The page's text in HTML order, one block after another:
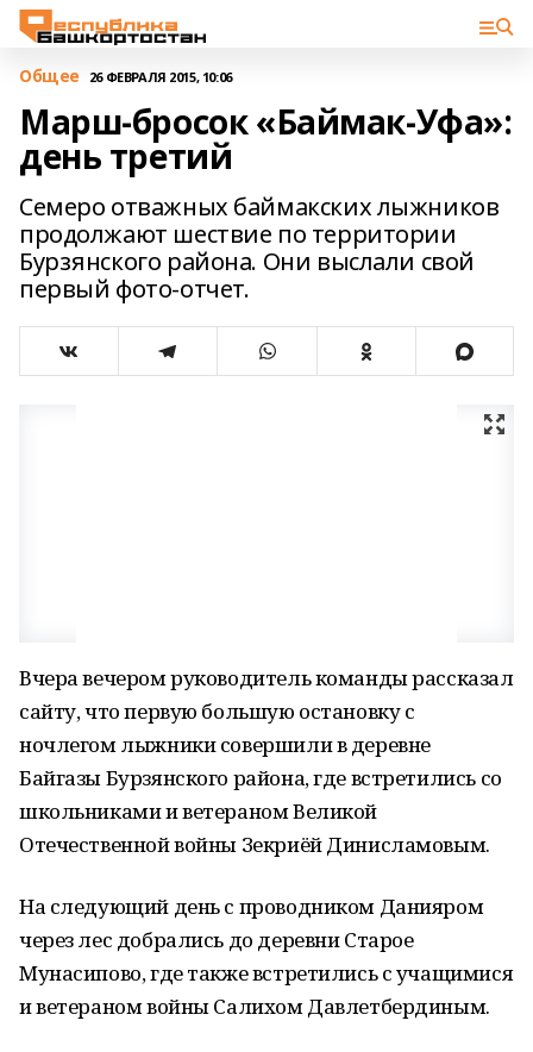
Общее 26 ФЕВРАЛЯ 2015, 10:06
Марш-бросок «Баймак-Уфа»:
день третий
Семеро отважных баймакских лыжников
продолжают шествие по территории
Бурзянского района. Они выслали свой
первый фото-отчет.
Вчера вечером руководитель команды рассказал
сайту, что первую большую остановку с
ночлегом лыжники совершили в деревне
Байгазы Бурзянского района, где встретились со
школьниками и ветераном Великой
Отечественной войны Зекриёй Динисламовым.
На следующий день с проводником Данияром
через лес добрались до деревни Старое
Мунасипово, где также встретились с учащимися
и ветераном войны Салихом Давлетбердиным.